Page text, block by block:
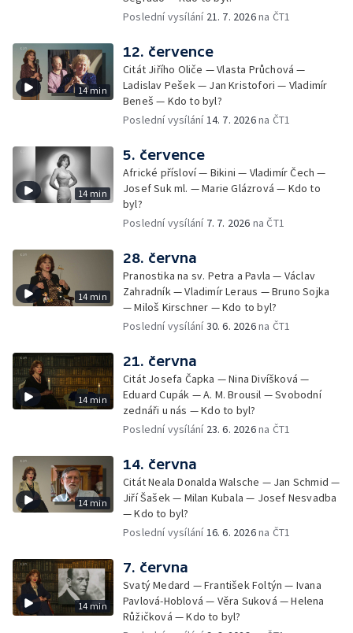
Poslední vysílání 21. 7. 2026na ČT1
14 min
12. července
Citát Jiřího Oliče — Vlasta Průchová —
Ladislav Pešek — Jan Kristofori — Vladimír
Beneš — Kdo to byl?
Poslední vysílání14. 7. 2026na ČT1
14 min
5. července
Africké přísloví — Bikini — Vladimír Čech —
Josef Suk ml. — Marie Glázrová — Kdo to
byl?
Poslední vysílání 7. 7. 2026 na ČT1
14 min
28. června
Pranostika na sv. Petra a Pavla — Václav
Zahradník — Vladimír Leraus — Bruno Sojka
— Miloš Kirschner — Kdo to byl?
Poslední vysílání30. 6. 2026na ČT1
14 min
21. června
Citát Josefa Čapka — Nina Divíšková —
Eduard Cupák — A. M. Brousil — Svobodní
zednáři u nás — Kdo to byl?
Poslední vysílání 23. 6. 2026na ČT1
14 min
14. června
Citát Neala Donalda Walsche — Jan Schmid —
Jiří Šašek — Milan Kubala — Josef Nesvadba
— Kdo to byl?
Poslední vysílání16. 6. 2026na ČT1
14 min
7. června
Svatý Medard — František Foltýn — Ivana
Pavlová-Hoblová — Věra Suková — Helena
Růžičková — Kdo to byl?